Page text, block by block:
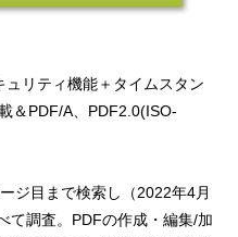
リティ機能＋タイムスタン
＆PDF/A、PDF2.0(ISO-
ジ目まで検索し（2022年4月
て調査。PDFの作成・編集/加